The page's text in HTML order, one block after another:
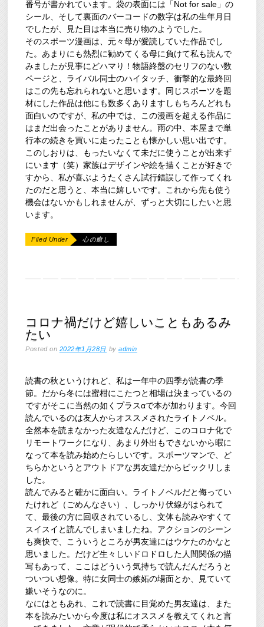
番号が書かれています。袋の表面には「Not for sale」の
シール、そして裏面のバーコードの数字は私の生年月日
でしたが、見た目は本当に売り物のようでした。
そのスポーツ漫画は、元々母が愛読していた作品でし
た。あまりにも熱烈に勧めてくる母に負けて私も読んで
みましたが見事にどハマり！物語終盤のセリフのない数
ページと、ライバル同士のハイタッチ、衝撃的な最終回
はこの先も忘れられないと思います。同じスポーツを題
材にした作品は他にも数多くありますしもちろんどれも
面白いのですが、私の中では、この漫画を超える作品に
はまだ出会ったことがありません。雨の中、本屋まで単
行本の続きを買いに走ったことも懐かしい思い出です。
このしおりは、もったいなくて未だに使うことが出来ず
にいます（笑）家族はデザインや絵を描くことが好きで
すから、私が喜ぶようたくさん試行錯誤して作ってくれ
たのだと思うと、本当に嬉しいです。これから先も使う
機会はないかもしれませんが、ずっと大切にしたいと思
います。
Filed Under 心の癒し
コロナ禍だけど嬉しいこともあるみ
たい
Posted on 2022年1月28日 byadmin
読書の秋というけれど、私は一年中の四季が読書の季
節。だから冬には蜜柑にこたつと相場は決まっているの
ですがそこに当然の如くプラスαで本が加わります。今回
読んでいるのは友人からオススメされたライトノベル。
全然本を読まなかった友達なんだけど、このコロナ化で
リモートワークになり、あまり外出もできないから暇に
なって本を読み始めたらしいです。スポーツマンで、ど
ちらかというとアウトドアな男友達だからビックリしま
した。
読んでみると確かに面白い。ライトノベルだと侮ってい
たけれど（ごめんなさい）、しっかり伏線がはられて
て、最後の方に回収されているし、文体も読みやすくて
スイスイと読んでしまいましたね。アクションのシーン
も爽快で、こういうところが男友達にはウケたのかなと
思いました。だけど生々しいドロドロした人間関係の描
写もあって、ここはどういう気持ちで読んだんだろうと
ついつい想像。特に女同士の嫉妬の場面とか、見ていて
嫌いそうなのに。
なにはともあれ、これで読書に目覚めた男友達は、また
本を読みたいから今度は私にオススメを教えてくれと言